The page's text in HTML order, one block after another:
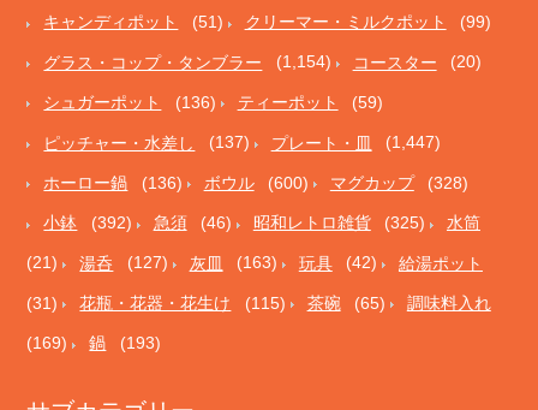
キャンディポット (51) クリーマー・ミルクポット (99)
グラス・コップ・タンブラー (1,154) コースター (20)
シュガーポット (136) ティーポット (59)
ピッチャー・水差し (137) プレート・皿 (1,447)
ホーロー鍋 (136) ボウル (600) マグカップ (328)
小鉢 (392) 急須 (46) 昭和レトロ雑貨 (325) 水筒
(21) 湯呑 (127) 灰皿 (163) 玩具 (42) 給湯ポット
(31) 花瓶・花器・花生け (115) 茶碗 (65) 調味料入れ
(169) 鍋 (193)